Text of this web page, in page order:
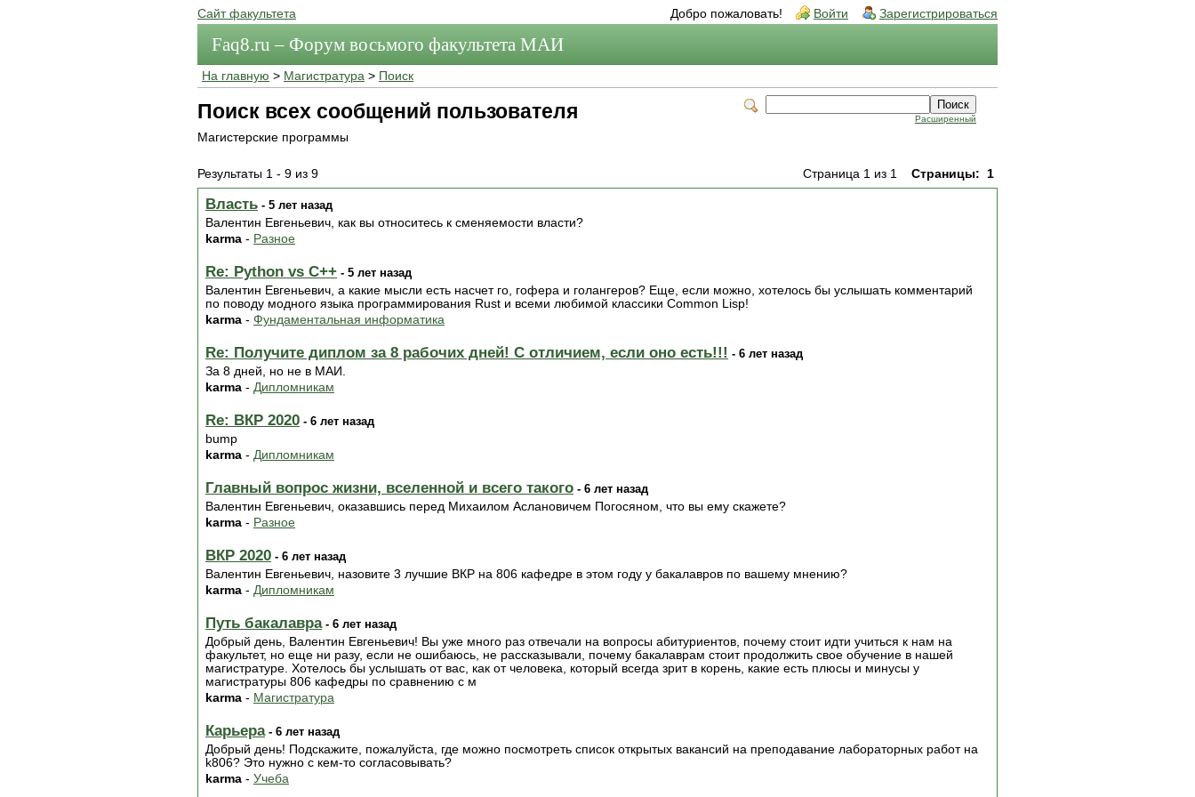
Сайт факультета Добро пожаловать! Войти Зарегистрироваться
Faq8.ru – Форум восьмого факультета МАИ
На главную > Магистратура > Поиск
Расширенный
Поиск всех сообщений пользователя
Магистерские программы
Страница 1 из 1 Страницы: 1
Результаты 1 - 9 из 9
Власть - 5 лет назад
Валентин Евгеньевич, как вы относитесь к сменяемости власти?
karma - Разное
Re: Python vs C++ - 5 лет назад
Валентин Евгеньевич, а какие мысли есть насчет го, гофера и голангеров? Еще, если можно, хотелось бы услышать комментарий
по поводу модного языка программирования Rust и всеми любимой классики Common Lisp!
karma - Фундаментальная информатика
Re: Получите диплом за 8 рабочих дней! С отличием, если оно есть!!! - 6 лет назад
За 8 дней, но не в МАИ.
karma - Дипломникам
Re: ВКР 2020 - 6 лет назад
bump
karma - Дипломникам
Главный вопрос жизни, вселенной и всего такого - 6 лет назад
Валентин Евгеньевич, оказавшись перед Михаилом Аслановичем Погосяном, что вы ему скажете?
karma - Разное
ВКР 2020 - 6 лет назад
Валентин Евгеньевич, назовите 3 лучшие ВКР на 806 кафедре в этом году у бакалавров по вашему мнению?
karma - Дипломникам
Путь бакалавра- 6 лет назад
Добрый день, Валентин Евгеньевич! Вы уже много раз отвечали на вопросы абитуриентов, почему стоит идти учиться к нам на
факультет, но еще ни разу, если не ошибаюсь, не рассказывали, почему бакалаврам стоит продолжить свое обучение в нашей
магистратуре. Хотелось бы услышать от вас, как от человека, который всегда зрит в корень, какие есть плюсы и минусы у
магистратуры 806 кафедры по сравнению с м
karma - Магистратура
Карьера- 6 лет назад
Добрый день! Подскажите, пожалуйста, где можно посмотреть список открытых вакансий на преподавание лабораторных работ на
k806? Это нужно с кем-то согласовывать?
karma - Учеба